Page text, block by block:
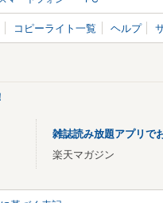
コピーライト一覧 ヘルプ
雑誌読み放題アプリで
楽天マガジン